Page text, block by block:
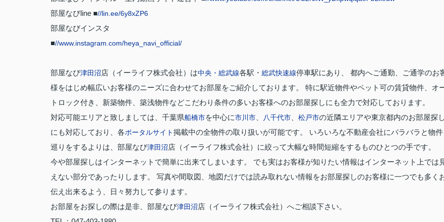
部屋なびline ■//lin.ee/6y8xZP6
部屋なびインスタ
■//www.instagram.com/heya_navi_official/
部屋なび津田沼店（イーライフ株式会社）は中央・総武線各駅・ 総武快速線停車駅にあり、 都内へご通勤、ご通学のお
様をはじめ幅広いお客様のニーズに合わせてお部屋をご紹介しております。 特に駅近物件やペット可の賃貸物件、オ
トロック付き、新築物件、築浅物件などこだわり条件の多いお客様へのお部屋探しにも全力で対応しております。
対応可能エリアと致しましては、千葉県船橋市を中心に市川市 八千代市 松戸市の近隣エリアや東京都内のお部屋探し
にも対応しており、各ポータルサイト掲載中の全物件の取り扱いが可能です。 いろいろな不動産会社にバラバラと物件
巡りをするよりは、部屋なび津田沼店（イーライフ株式会社）に絞って大幅な時間短縮をするものひとつの手です。
今や部屋探しはインターネットで簡単に出来てしまいます。 でも実はお客様が知りたい情報はインターネット上では
えない部分であったりします。 写真や間取図、地図だけでは読み取れない情報をお部屋探しのお客様に一つでも多く
伝え出来るよう、日々努力して参ります。
お部屋をお探しの際は是非、部屋なび津田沼店（イーライフ株式会社）へご相談下さい。